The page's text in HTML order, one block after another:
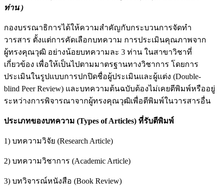
ท่าน )
กองบรรณาธิการได้ให้ความสำคัญกับกระบวนการจัดทำ
วารสาร ตั้งแต่การคัดเลือกบทความ การประเมินคุณภาพจาก
ผู้ทรงคุณวุฒิ อย่างน้อยบทความละ 3 ท่าน ในสาขาวิชาที่
เกี่ยวข้อง เพื่อให้เป็นไปตามมาตรฐานทางวิชาการ โดยการ
ประเมินในรูปแบบการปกปิดชื่อผู้ประเมินและผู้แต่ง (Double-
blind Peer Review) และบทความต้นฉบับต้องไม่เคยตีพิมพ์หรืออยู่
ระหว่างการพิจารณาจากผู้ทรงคุณวุฒิเพื่อตีพิมพ์ในวารสารอื่น
ประเภทของบทความ (Types of Articles) ที่รับตีพิมพ์
1) บทความวิจัย (Research Article)
2) บทความวิชาการ (Academic Article)
3) บทวิจารณ์หนังสือ (Book Review)